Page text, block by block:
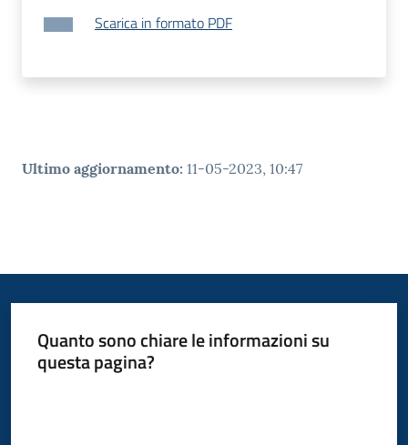
Scarica in formato PDF
Ultimo aggiornamento: 11-05-2023, 10:47
Quanto sono chiare le informazioni su
questa pagina?